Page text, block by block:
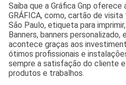
Saiba que a Gráfica Gnp
GRÁFICA, como, cartão de
São Paulo, etiqueta para
Banners, banners
acontece graças aos
ótimos profissionais e
sempre a satisfação do cliente
produtos e trabalhos.